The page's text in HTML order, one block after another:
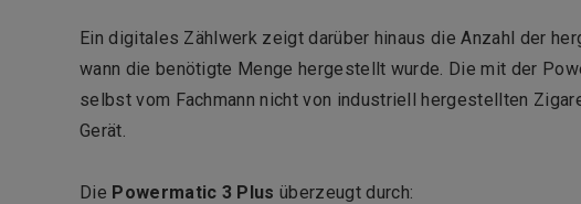
Ein digitales Zählwerk zeigt darüber hinaus die Anzahl der
wann die benötigte Menge hergestellt wurde. Die mit der
selbst vom Fachmann nicht von industriell hergestellten
Gerät.
Die Powermatic 3 Plus überzeugt durch: